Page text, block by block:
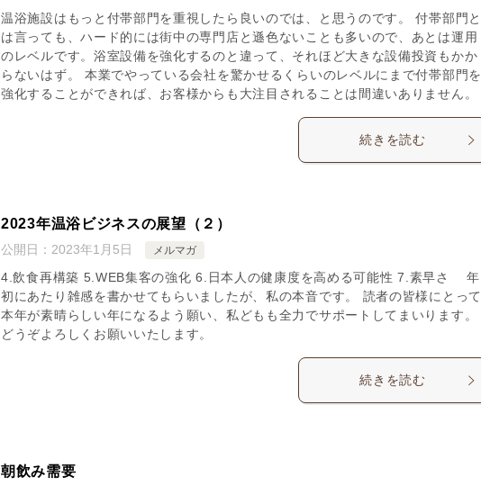
温浴施設はもっと付帯部門を重視したら良いのでは、と思うのです。 付帯部門と
は言っても、ハード的には街中の専門店と遜色ないことも多いので、あとは運用
のレベルです。浴室設備を強化するのと違って、それほど大きな設備投資もかか
らないはず。 本業でやっている会社を驚かせるくらいのレベルにまで付帯部門を
強化することができれば、お客様からも大注目されることは間違いありません。
続きを読む
2023年温浴ビジネスの展望（２）
公開日： 2023年1月5日 メルマガ
4.飲食再構築 5.WEB集客の強化 6.日本人の健康度を高める可能性 7.素早さ 年
初にあたり雑感を書かせてもらいましたが、私の本音です。 読者の皆様にとって
本年が素晴らしい年になるよう願い、私どもも全力でサポートしてまいります。
どうぞよろしくお願いいたします。
続きを読む
朝飲み需要